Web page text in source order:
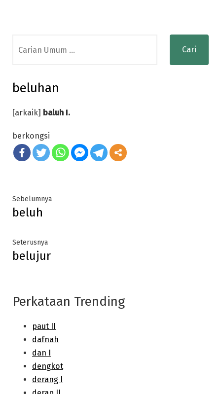
for:
beluhan
[arkaik] baluh I.
berkongsi
Post
navigation
SebelumnyaPrevious
beluh
SeterusnyaNext
post:
belujur
Perkataan Trending